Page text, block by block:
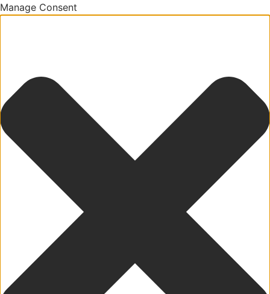
Manage Consent